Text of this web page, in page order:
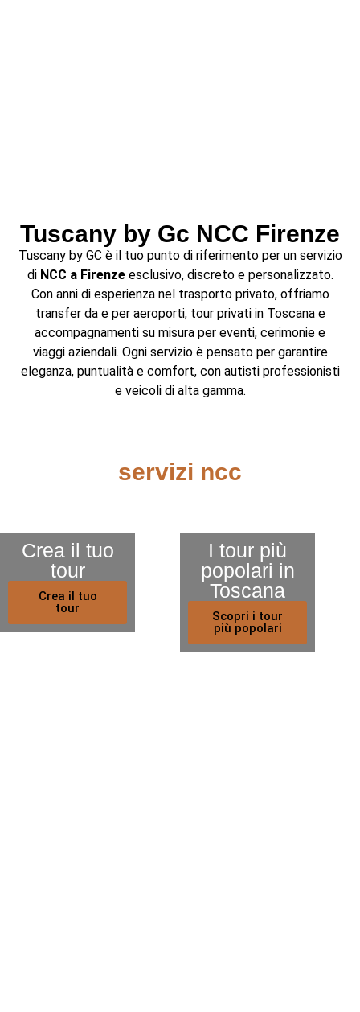
Tuscany by Gc NCC Firenze
Tuscany by GC è il tuo punto di riferimento per un servizio
di NCC a Firenzeesclusivo, discreto e personalizzato.
Con anni di esperienza nel trasporto privato, offriamo
transfer da e per aeroporti, tour privati in Toscana e
accompagnamenti su misura per eventi, cerimonie e
viaggi aziendali. Ogni servizio è pensato per garantire
eleganza, puntualità e comfort, con autisti professionisti
e veicoli di alta gamma.
servizi ncc
Crea il tuo
tour
Crea il tuo
tour
I tour più
popolari in
Toscana
Scopri i tour
più popolari